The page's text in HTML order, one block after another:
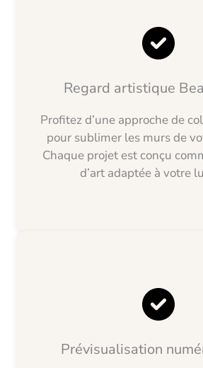
Regard artistique
Profitez d’une approche de
pour sublimer les murs de
Chaque projet est conçu
d’art adaptée à votre
Prévisualisation